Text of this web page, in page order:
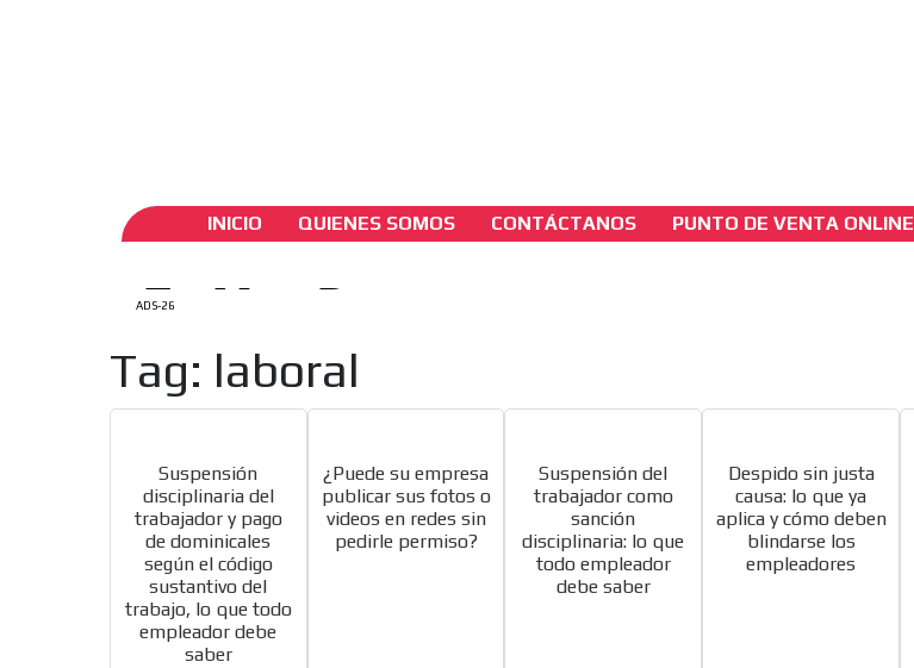
INICIO QUIENES SOMOS CONTÁCTANOS PUNTO DE VENTA ONLINE
ADS-26
Tag: laboral
Suspensión
disciplinaria del
trabajador y pago
de dominicales
según el código
sustantivo del
trabajo, lo que todo
empleador debe
saber
¿Puede su empresa
publicar sus fotos o
videos en redes sin
pedirle permiso?
Suspensión del
trabajador como
sanción
disciplinaria: lo que
todo empleador
debe saber
Despido sin justa
causa: lo que ya
aplica y cómo deben
blindarse los
empleadores